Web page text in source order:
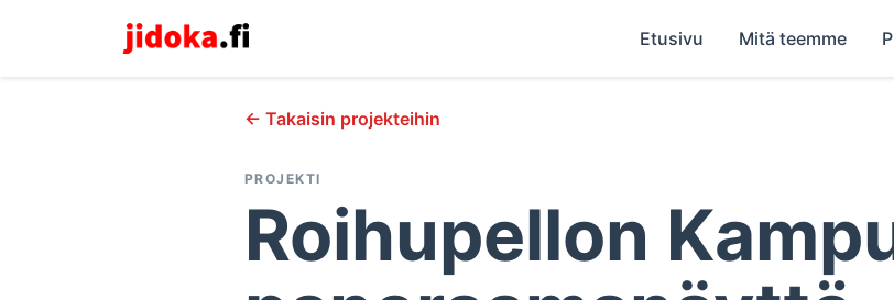
Etusivu Mitä teemme
← Takaisin projekteihin
PROJEKTI
Roihupellon